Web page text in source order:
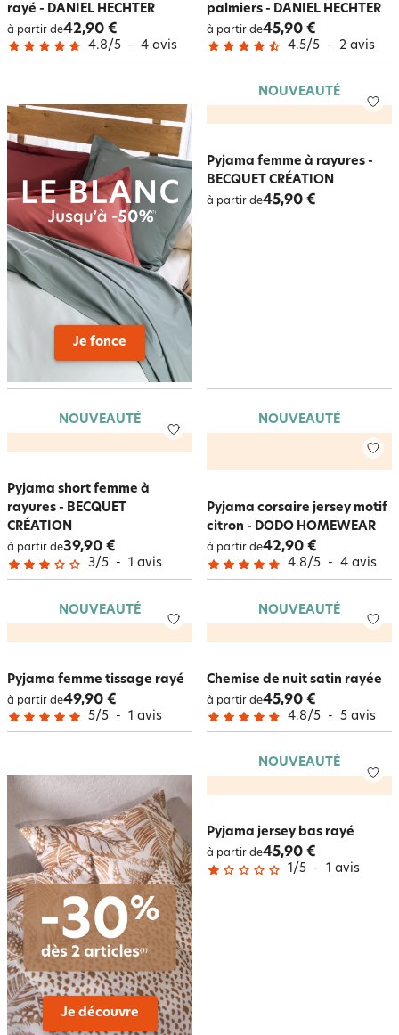
rayé - DANIEL HECHTER
à partir de42,90 €
4.8/5 - 4 avis
palmiers - DANIEL HECHTER
à partir de45,90 €
4.5/5 - 2 avis
NOUVEAUTÉ
Pyjama femme à rayures -
BECQUET CRÉATION
à partir de45,90 €
NOUVEAUTÉ
Pyjama short femme à
rayures - BECQUET
CRÉATION
à partir de39,90 €
3/5 - 1 avis
NOUVEAUTÉ
Pyjama corsaire jersey motif
citron - DODO HOMEWEAR
à partir de42,90 €
4.8/5 - 4 avis
NOUVEAUTÉ
Pyjama femme tissage rayé
à partir de49,90 €
5/5 - 1 avis
NOUVEAUTÉ
Chemise de nuit satin rayée
à partir de45,90 €
4.8/5 - 5 avis
NOUVEAUTÉ
Pyjama jersey bas rayé
à partir de45,90 €
1/5 - 1 avis
Je fonce
Je découvre